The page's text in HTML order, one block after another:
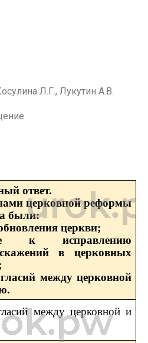
Л.Г., Лукутин А.В.
ответ.
церковной реформы
были:
церкви;
к исправлению
в церковных
между церковной
между церковной и